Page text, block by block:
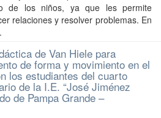
de los niños, ya que les permite
relaciones y resolver problemas. En
de Van Hiele para
de forma y movimiento en el
los estudiantes del cuarto
de la I.E. “José Jiménez
de Pampa Grande –